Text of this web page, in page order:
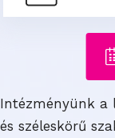
Intézményünk a
és széleskörű